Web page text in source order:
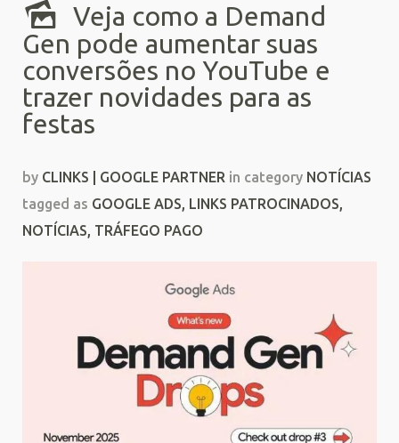
Veja como a Demand
Gen pode aumentar suas
conversões no YouTube e
trazer novidades para as
festas
by CLINKS | GOOGLE PARTNER in category NOTÍCIAS
tagged as GOOGLE ADS, LINKS PATROCINADOS,
NOTÍCIAS, TRÁFEGO PAGO